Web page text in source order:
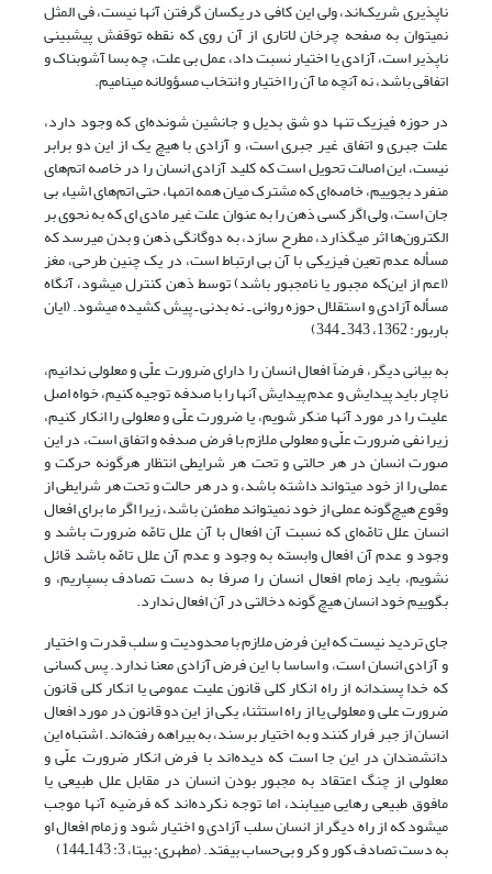
ناپذیری شریک‌اند، ولی این کافی در یکسان گرفتن آنها نیست، فی المثل
نمی‎توان به صفحه چرخان لاتاری از آن روی که نقطه توقفش‌ پیش‎بینی
ناپذیر است، آزادی یا اختیار نسبت داد، عمل بی علت، چه بسا آشوبناک و
اتفاقی باشد، نه آنچه ما آن را اختیار و انتخاب مسؤولانه ‌‎می‎نامیم.
در حوزه فیزیک تنها دو شق بدیل و جانشین شونده‌ای که وجود دارد،
علت جبری و اتفاق غیر جبری است، و آزادی با هیچ یک از این دو برابر
نیست، این اصالت تحویل است که کلید آزادی انسان را در خاصه اتم‌های
منفرد بجوییم، خاصه‌ای که مشترک میان همه اتم‎ها، حتی اتم‌های اشیاء بی
جان است، ولی اگر کسی ذهن را به عنوان علت غیر مادی ای که به نحوی بر
الکترون‌ها اثر ‌‎می‎گذارد، مطرح سازد، به دوگانگی ذهن و بدن ‌‎می‎رسد که
مسأله عدم تعین فیزیکی با آن بی ارتباط است، در یک چنین طرحی، مغز
(اعم از این‌که مجبور یا نامجبور باشد) توسط ذهن کنترل ‌‎می‎شود، آنگاه
مسأله آزادی و استقلال حوزه روانی ـ نه بدنی ـ پیش کشیده ‌‎می‎شود. (ایان
باربور: 1362، 343 ـ 344)
به بیانی دیگر، فرضاً افعال انسان را دارای ضرورت علّی و معلولی ندانیم،
ناچار باید پیدایش و عدم پیدایش آنها را با صدفه توجیه کنیم، خواه اصل
علیت را در مورد آنها منکر شویم، یا ضرورت علّی و معلولی را انکار کنیم،
زیرا نفی ضرورت علّی و معلولی ملازم با فرض صدفه و اتفاق است، در این
صورت انسان در هر حالتی و تحت هر شرایطی انتظار هرگونه حرکت و
عملی را از خود می‎تواند داشته باشد، و در هر حالت و تحت هر شرایطی از
وقوع هیچ‌گونه عملی از خود نمی‎تواند مطمئن باشد، زیرا اگر ما برای افعال
انسان علل تامّه‌ای که نسبت آن افعال با آن علل تامّه ضرورت باشد و
وجود و عدم آن افعال وابسته به وجود و عدم آن علل تامّه باشد قائل
نشویم، باید زمام افعال انسان را صرفا به دست تصادف بسپاریم، و
بگوییم خود انسان هیچ گونه دخالتی در آن افعال ندارد.
جای تردید نیست که این فرض ملازم با محدودیت و سلب قدرت و اختیار
و آزادی انسان است، و اساسا با این فرض آزادی معنا ندارد. پس کسانی
که خدا پسندانه از راه انکار کلی قانون علیت عمومی یا انکار کلی قانون
ضرورت علی و معلولی یا از راه استثناء یکی از این دو قانون در مورد افعال
انسان از جبر فرار کنند و به اختیار برسند، به بیراهه رفته‌اند. اشتباه این
دانشمندان در این جا است که دیده‌اند با فرض انکار ضرورت علّی و
معلولی از چنگ اعتقاد به مجبور بودن انسان در مقابل علل طبیعی یا
مافوق طبیعی رهایی ‌‎می‎یابند، اما توجه نکرده‌اند که فرضیه آنها موجب
‌‎می‎شود که از راه دیگر از انسان سلب آزادی و اختیار شود و زمام افعال او
به دست تصادف کور و کر و بی‌حساب بیفتد. (مطهری: بی‎تا، 3: 143ـ144)